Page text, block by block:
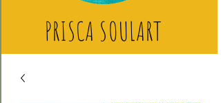
PRISCA SOULART